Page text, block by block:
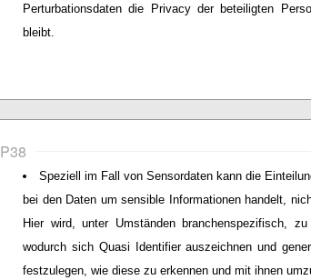
Perturbationsdaten die Privacy der beteiligten
bleibt.
P38
Speziell im Fall von Sensordaten kann die
bei den Daten um sensible Informationen handelt,
Hier wird, unter Umständen branchenspezifisch,
wodurch sich Quasi Identifier auszeichnen und
festzulegen, wie diese zu erkennen und mit ihnen